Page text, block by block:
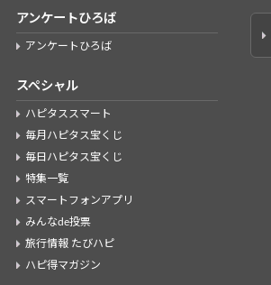
アンケートひろば
アンケートひろば
スペシャル
ハピタススマート
毎月ハピタス宝くじ
毎日ハピタス宝くじ
特集一覧
スマートフォンアプリ
みんなde投票
旅行情報 たびハピ
ハピ得マガジン